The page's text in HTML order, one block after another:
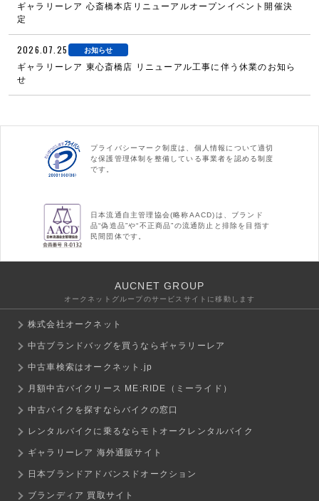
ギャラリーレア 心斎橋本店リニューアルオープンイベント開催決
定
2026.07.25 お知らせ
ギャラリーレア 東心斎橋店 リニューアル工事に伴う休業のお知ら
せ
プライバシーマーク制度は、個人情報について適切
な保護管理体制を整備している事業者を認める制度
です。
日本流通自主管理協会(略称AACD)は、ブランド
品“偽造品”や“不正商品”の流通防止と排除を目指す
民間団体です。
AUCNET GROUP
オークネットグループのサービスサイトに移動します
株式会社オークネット
中古ブランドバッグを買うならギャラリーレア
中古車検索はオークネット.jp
月額中古バイクリース ME:RIDE（ミーライド）
中古バイクを探すならバイクの窓口
レンタルバイクに乗るならモトオークレンタルバイク
ギャラリーレア 海外通販サイト
日本ブランドアドバンスドオークション
ブランディア 買取サイト